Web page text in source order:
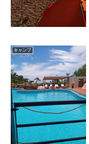
キャンプ